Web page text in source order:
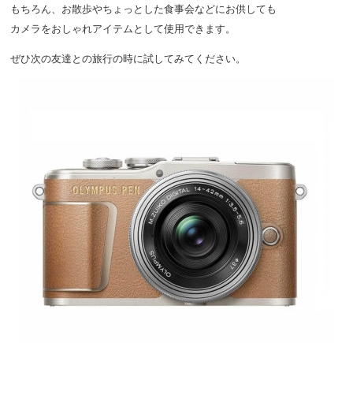
もちろん、お散歩やちょっとした食事会などにお供しても
カメラをおしゃれアイテムとして使用できます。
ぜひ次の友達との旅行の時に試してみてください。